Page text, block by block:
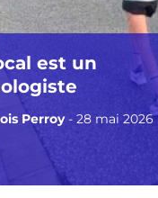
est un
Perroy- 28 mai 2026